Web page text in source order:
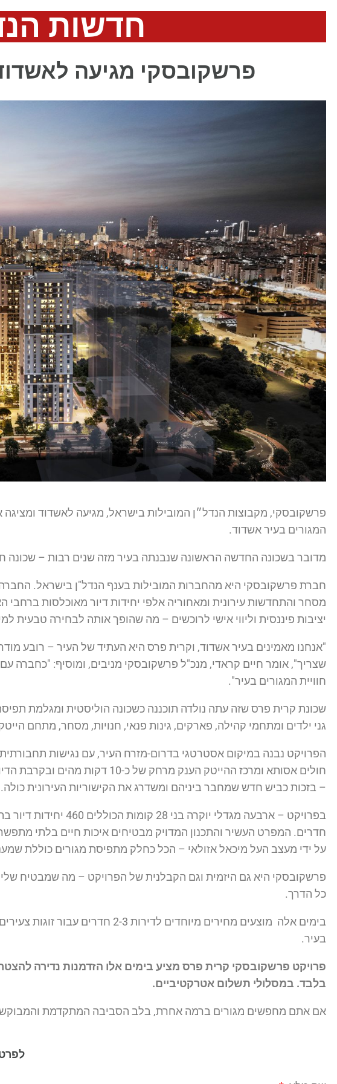
חדשות
פרשקובסקי מגיעה לאשדוד: דירות
פרשקובסקי, מקבוצות הנדל״ן המובילות בישראל, מגיעה לאשדוד
המגורים בעיר אשדוד.
מדובר בשכונה החדשה הראשונה שנבנתה בעיר מזה שנים רבות –
מסחר והתחדשות עירונית ומאחוריה אלפי יחידות דיור מאוכלסות
יציבות פיננסית וליווי אישי לרוכשים – מה שהופך אותה לבחירה טבעית
"אנחנו מאמינים בעיר אשדוד, וקרית פרס היא העתיד של העיר – רובע
שצריך", אומר חיים קראדי, מנכ"ל פרשקובסקי מניבים, ומוסיף: "כחברה
חוויית המגורים בעיר".
שכונת קרית פרס שזה עתה נולדה תוכננה כשכונה הוליסטית ומגלמת
גני ילדים ומתחמי קהילה, פארקים, גינות פנאי, חנויות, מסחר, מתחם
חולים אסותא ומרכז ההייטק הענק
– בזכות כביש חדש שמחבר ביניהם ומשדרג את הקישוריות העירונית כולה.
חדרים. המפרט העשיר והתכנון המדויק מבטיחים איכות חיים בלתי
על ידי מעצב העל מיכאל אזולאי – הכל כחלק מתפיסת מגורים כוללת
פרשקובסקי היא גם היזמית וגם הקבלנית של הפרויקט – מה שמבטיח
כל הדרך.
בימים אלה מוצעים מחירים
בעיר.
בלבד. במסלולי תשלום אטרקטיביים.
אם אתם מחפשים מגורים ברמה אחרת, בלב הסביבה המתקדמת